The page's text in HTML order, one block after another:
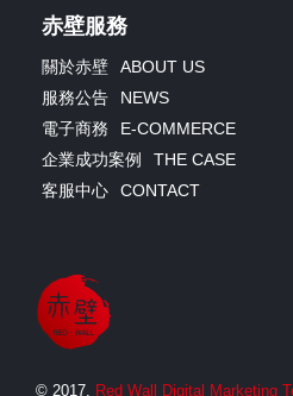
赤壁服務
關於赤壁
ABOUT US
服務公告
NEWS
電子商務
E-COMMERCE
企業成功案例
THE CASE
客服中心
CONTACT
© 2017. Red Wall Digital Marketing